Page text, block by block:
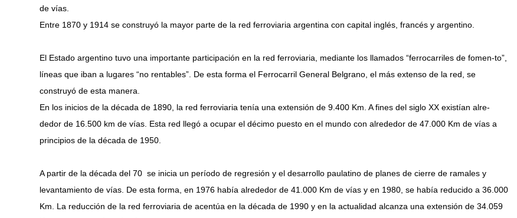
de vías.
Entre 1870 y 1914 se construyó la mayor parte de la red ferroviaria argentina con capital inglés, francés y argentino.
El Estado argentino tuvo una importante participación en la red ferroviaria, mediante los llamados “ferrocarriles de fomen-to”,
líneas que iban a lugares “no rentables”. De esta forma el Ferrocarril General Belgrano, el más extenso de la red, se
construyó de esta manera.
En los inicios de la década de 1890, la red ferroviaria tenía una extensión de 9.400 Km. A fines del siglo XX existían alre-
dedor de 16.500 km de vías. Esta red llegó a ocupar el décimo puesto en el mundo con alrededor de 47.000 Km de vías a
principios de la década de 1950.
A partir de la década del 70 se inicia un período de regresión y el desarrollo paulatino de planes de cierre de ramales y
levantamiento de vías. De esta forma, en 1976 había alrededor de 41.000 Km de vías y en 1980, se había reducido a 36.000
Km. La reducción de la red ferroviaria de acentúa en la década de 1990 y en la actualidad alcanza una extensión de 34.059